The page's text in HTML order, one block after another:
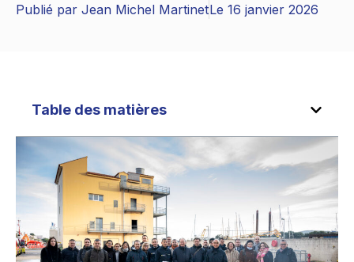
Publié par Jean Michel MartinetLe 16 janvier 2026
Table des matières